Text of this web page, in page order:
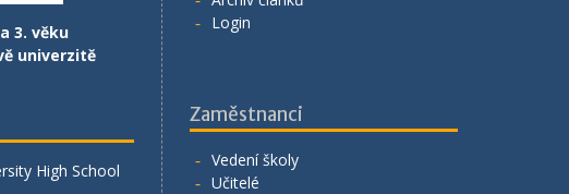
3. věku
univerzitě
High School
Login
Zaměstnanci
Vedení školy
Učitelé